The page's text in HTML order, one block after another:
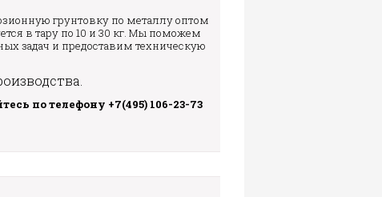
грунтовку по металлу оптом
в тару по 10 и 30 кг. Мы поможем
задач и предоставим техническую
по телефону +7(495) 106-23-73